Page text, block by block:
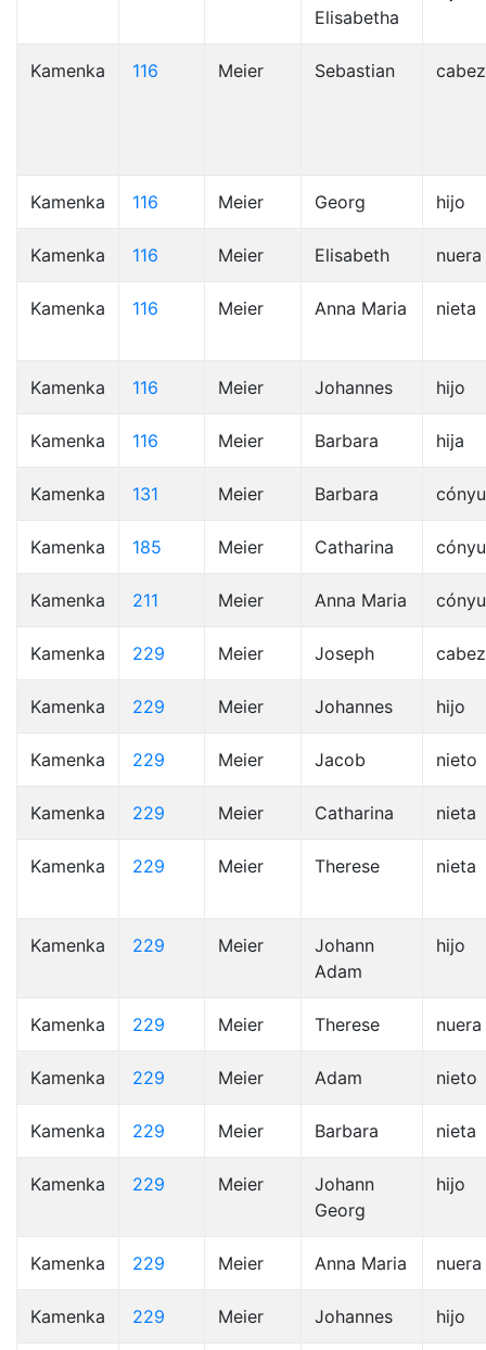
Elisabetha
Kamenka 116 Meier Sebastian
Kamenka 116 Meier Georg hijo
Kamenka 116 Meier Elisabeth nuera
Kamenka 116 Meier Anna Maria nieta
Kamenka 116 Meier Johannes hijo
Kamenka 116 Meier Barbara hija
Kamenka 131 Meier Barbara
Kamenka 185 Meier Catharina
Kamenka 211 Meier Anna Maria
Kamenka 229 Meier Joseph
Kamenka 229 Meier Johannes hijo
Kamenka 229 Meier Jacob nieto
Kamenka 229 Meier Catharina nieta
Kamenka 229 Meier Therese nieta
Kamenka 229 Meier
Johann
Adam
hijo
Kamenka 229 Meier Therese nuera
Kamenka 229 Meier Adam nieto
Kamenka 229 Meier Barbara nieta
Kamenka 229 Meier
Johann
Georg
hijo
Kamenka 229 Meier Anna Maria nuera
Kamenka 229 Meier Johannes hijo